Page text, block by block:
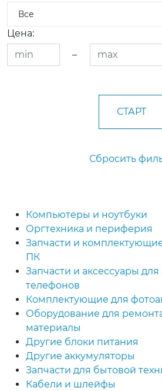
Все
Цена:
–
Сбросить
Компьютеры и ноутбуки
Оргтехника и периферия
Запчасти и
ПК
Запчасти и аксессуары
телефонов
Комплектующие для
Оборудование для
материалы
Другие блоки питания
Другие аккумуляторы
Запчасти для бытовой
Кабели и шлейфы